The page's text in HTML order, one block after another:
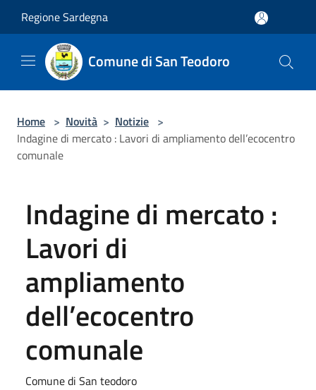
Regione Sardegna
Comune di San Teodoro
Home > Novità > Notizie >
Indagine di mercato : Lavori di ampliamento dell’ecocentro
comunale
Indagine di mercato :
Lavori di
ampliamento
dell’ecocentro
comunale
Comune di San teodoro